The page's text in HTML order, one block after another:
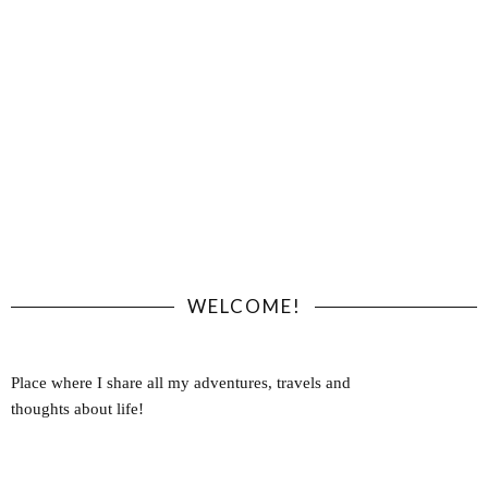
WELCOME!
Place where I share all my adventures, travels and
thoughts about life!